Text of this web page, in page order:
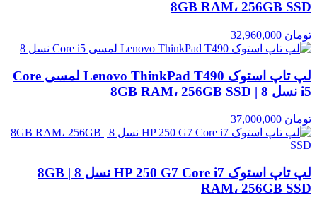
8GB RAM، 256GB SSD
تومان
لپ تاپ استوک Lenovo ThinkPad T490 لمسی Core
i5 نسل 8 | 8GB RAM، 256GB SSD
تومان
لپ تاپ استوک HP 250 G7 Core i7 نسل 8 | 8GB
RAM، 256GB SSD